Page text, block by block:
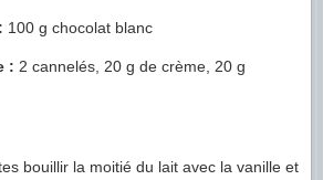
100 g chocolat blanc
: 2 cannelés, 20 g de crème, 20 g
bouillir la moitié du lait avec la vanille et